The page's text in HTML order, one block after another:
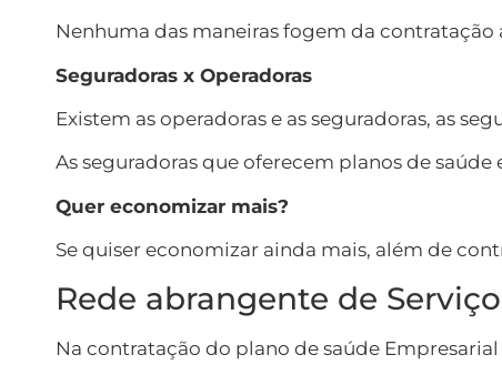
Nenhuma das maneiras fogem da
Seguradoras x Operadoras
Existem as operadoras e as seguradoras, as
As seguradoras que oferecem planos de
Quer economizar mais?
Se quiser economizar ainda mais, além de
Rede abrangente de
Na contratação do plano de saúde